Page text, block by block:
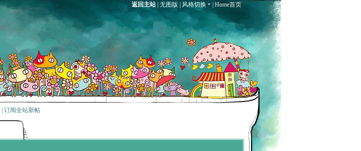
返回主站| 无图版 风格切换 Home首页
订阅全站新帖